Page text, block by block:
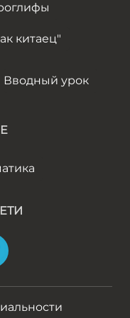
китаец"
Вводный урок